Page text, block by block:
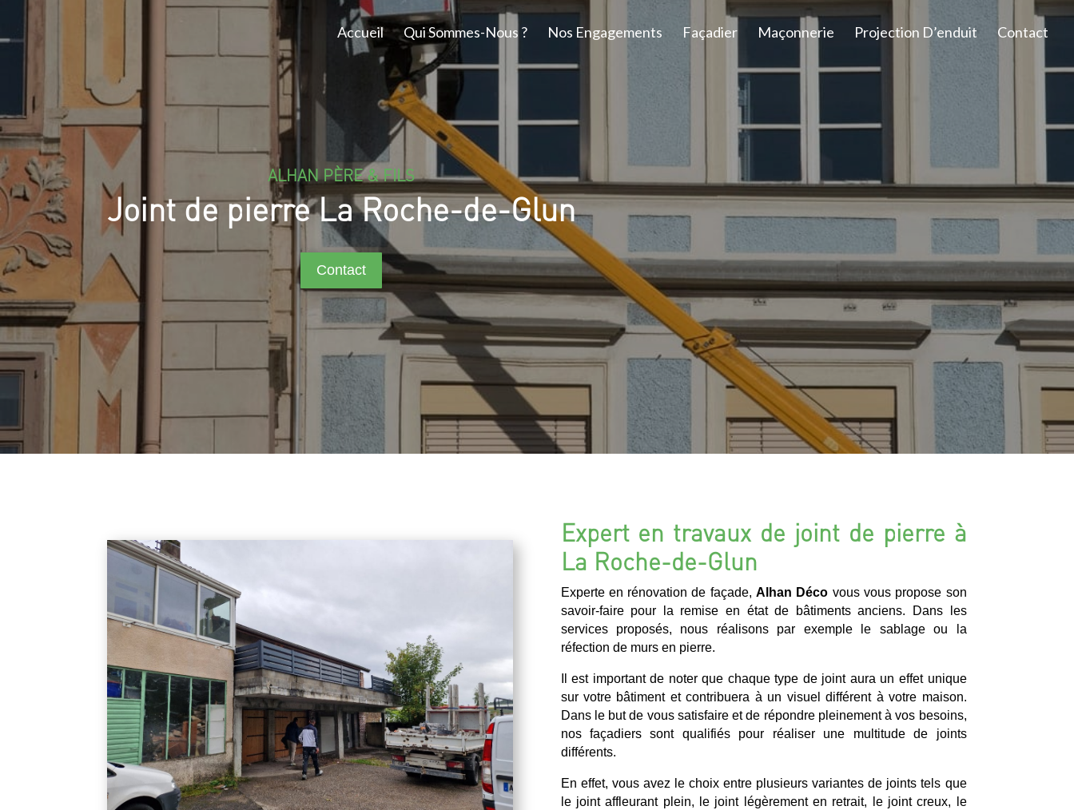
Accueil Qui Sommes-Nous ? Nos Engagements Façadier Maçonnerie Projection D’enduit Contact
ALHAN PÈRE & FILS
Joint de pierre La Roche-de-Glun
Contact
Expert en travaux de joint de pierre à
La Roche-de-Glun
Experte en rénovation de façade,Alhan Déco vous vous propose son
savoir-faire pour la remise en état de bâtiments anciens. Dans les
services proposés, nous réalisons par exemple le sablage ou la
réfection de murs en pierre.
Il est important de noter que chaque type de joint aura un effet unique
sur votre bâtiment et contribuera à un visuel différent à votre maison.
Dans le but de vous satisfaire et de répondre pleinement à vos besoins,
nos façadiers sont qualifiés pour réaliser une multitude de joints
différents.
En effet, vous avez le choix entre plusieurs variantes de joints tels que
le joint affleurant plein, le joint légèrement en retrait, le joint creux, le